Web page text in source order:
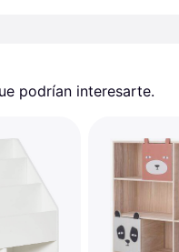
podrían interesarte.